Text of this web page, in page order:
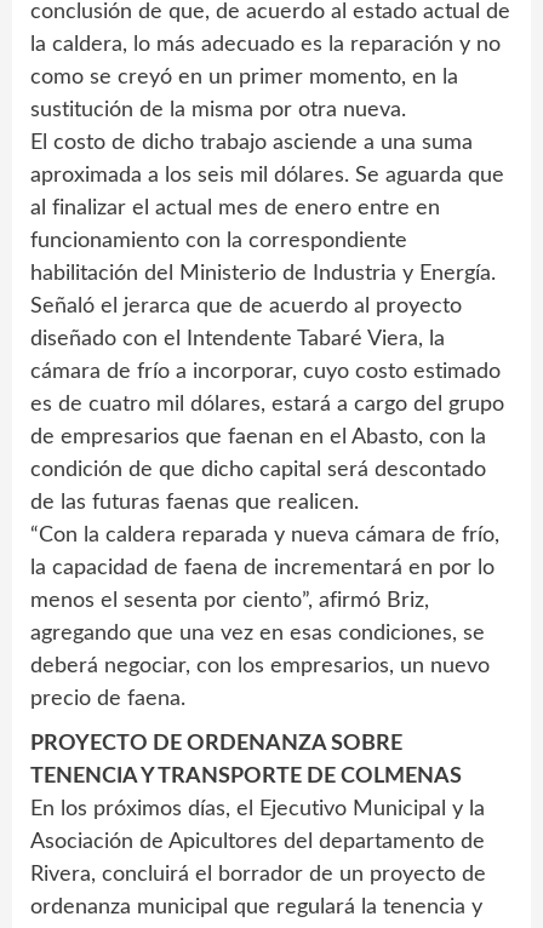
conclusión de que, de acuerdo al estado actual de
la caldera, lo más adecuado es la reparación y no
como se creyó en un primer momento, en la
sustitución de la misma por otra nueva.
El costo de dicho trabajo asciende a una suma
aproximada a los seis mil dólares. Se aguarda que
al finalizar el actual mes de enero entre en
funcionamiento con la correspondiente
habilitación del Ministerio de Industria y Energía.
Señaló el jerarca que de acuerdo al proyecto
diseñado con el Intendente Tabaré Viera, la
cámara de frío a incorporar, cuyo costo estimado
es de cuatro mil dólares, estará a cargo del grupo
de empresarios que faenan en el Abasto, con la
condición de que dicho capital será descontado
de las futuras faenas que realicen.
“Con la caldera reparada y nueva cámara de frío,
la capacidad de faena de incrementará en por lo
menos el sesenta por ciento”, afirmó Briz,
agregando que una vez en esas condiciones, se
deberá negociar, con los empresarios, un nuevo
precio de faena.
PROYECTO DE ORDENANZA SOBRE
TENENCIA Y TRANSPORTE DE COLMENAS
En los próximos días, el Ejecutivo Municipal y la
Asociación de Apicultores del departamento de
Rivera, concluirá el borrador de un proyecto de
ordenanza municipal que regulará la tenencia y